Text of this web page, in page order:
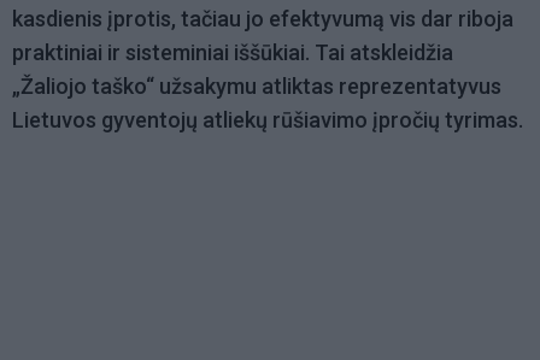
kasdienis įprotis, tačiau jo efektyvumą vis dar riboja
praktiniai ir sisteminiai iššūkiai. Tai atskleidžia
„Žaliojo taško“ užsakymu atliktas reprezentatyvus
Lietuvos gyventojų atliekų rūšiavimo įpročių tyrimas.